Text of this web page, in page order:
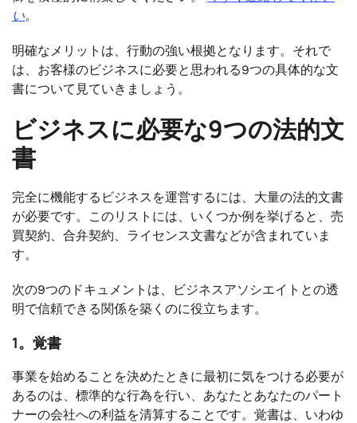
い。
明確なメリットは、行動の強い根拠となります。それで
は、お客様のビジネスに必要と思われる9つの具体的な文
書について見ていきましょう。
ビジネスに必要な9つの法的文
書
完全に機能するビジネスを運営するには、大量の法的文書
が必要です。このリストには、いくつか例を挙げると、売
買契約、合弁契約、ライセンス文書などが含まれていま
す。
次の9つのドキュメントは、ビジネスアソシエイトとの透
明で信頼できる関係を築くのに役立ちます。
1。覚書
事業を始めることを決めたときに最初に気をつける必要が
あるのは、標準的な行為を行い、あなたとあなたのパート
ナーの会社への利益を清算することです。覚書は、いわゆ